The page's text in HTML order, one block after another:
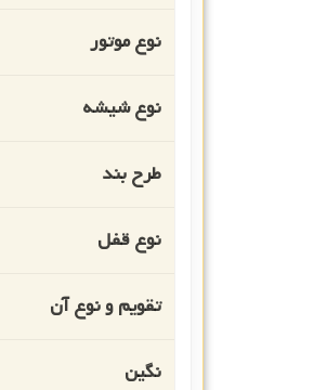
نوع موتور
نوع شیشه
طرح بند
نوع قفل
تقویم و نوع آن
نگین